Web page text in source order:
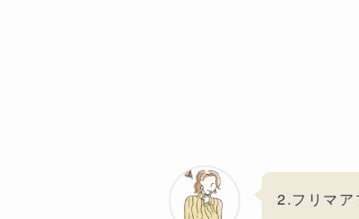
2.フリマア